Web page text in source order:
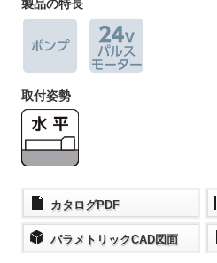
製品の特長
取付姿勢
カタログPDF
パラメトリックCAD図面